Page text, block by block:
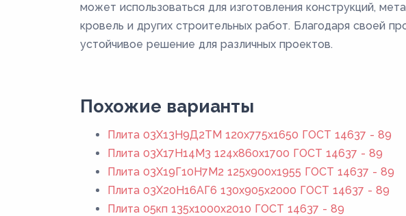
может использоваться для изготовления конструкций,
кровель и других строительных работ. Благодаря своей
устойчивое решение для различных проектов.
Похожие варианты
Плита 03Х13Н9Д2ТМ 120x775x1650 ГОСТ 14637 - 89
Плита 03Х17Н14М3 124x860x1700 ГОСТ 14637 - 89
Плита 03Х19Г10Н7М2 125x900x1955 ГОСТ 14637 - 89
Плита 03Х20Н16АГ6 130x905x2000 ГОСТ 14637 - 89
Плита 05кп 135x1000x2010 ГОСТ 14637 - 89